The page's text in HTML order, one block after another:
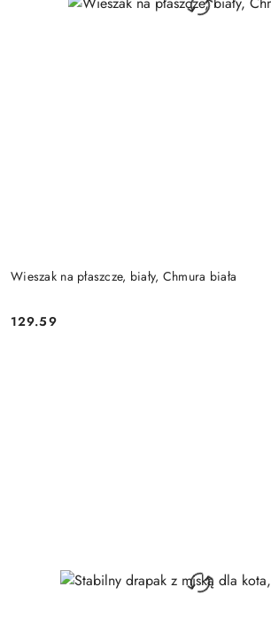
Wieszak na płaszcze, biały, Chmura biała
Cena:
129.59